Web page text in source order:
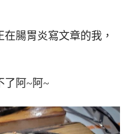
腸胃炎寫文章的我，
了阿~阿~